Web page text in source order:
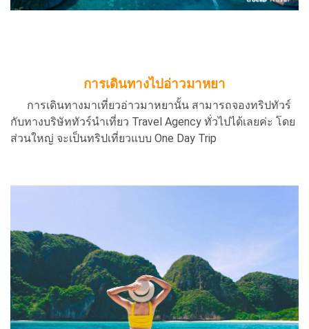
การเดินทางไปอ่าวมาหยา
การเดินทางมาเที่ยวอ่าวมาหยานั้น สามารถจองทริปทัวร์
กับทางบริษัททัวร์นำเที่ยว Travel Agency ทั่วไปได้เลยค่ะ โดย
ส่วนใหญ่ จะเป็นทริปเที่ยวแบบ One Day Trip